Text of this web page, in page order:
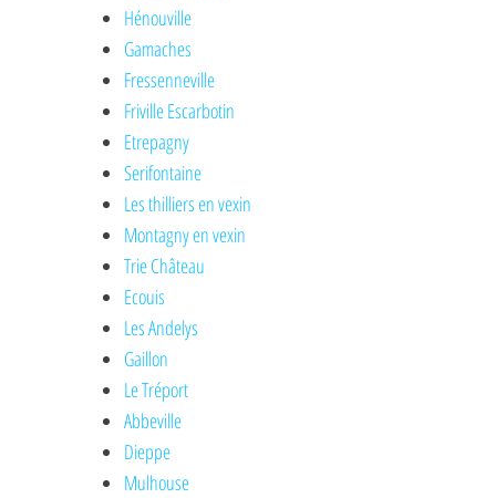
Hénouville
Gamaches
Fressenneville
Friville Escarbotin
Etrepagny
Serifontaine
Les thilliers en vexin
Montagny en vexin
Trie Château
Ecouis
Les Andelys
Gaillon
Le Tréport
Abbeville
Dieppe
Mulhouse